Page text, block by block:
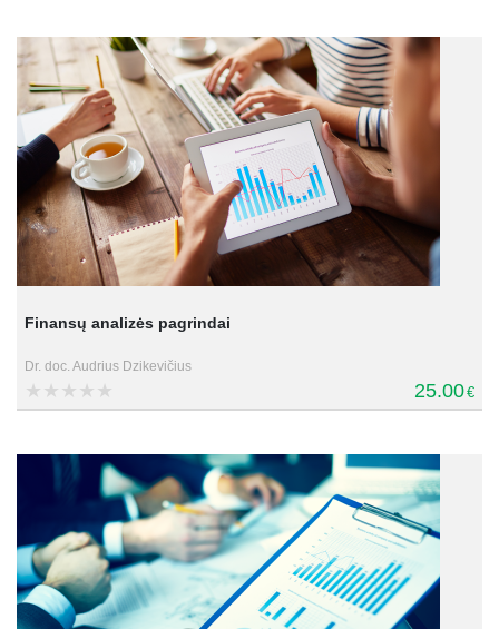
Finansų analizės pagrindai
Dr. doc. Audrius Dzikevičius
25.00€